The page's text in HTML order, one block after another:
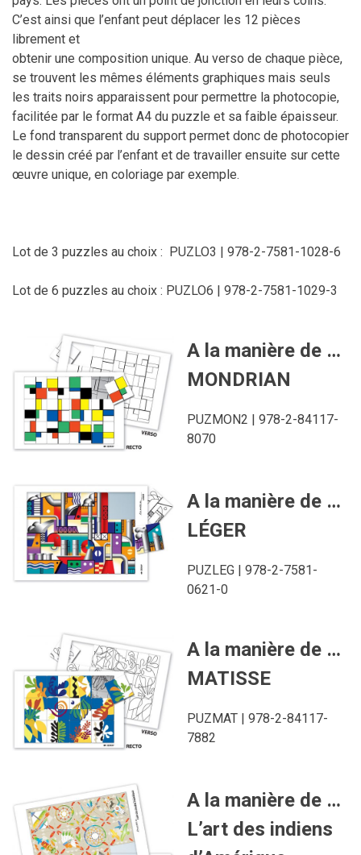
C’est ainsi que l’enfant peut déplacer les 12 pièces
librement et
obtenir une composition unique. Au verso de chaque pièce,
se trouvent les mêmes éléments graphiques mais seuls
les traits noirs apparaissent pour permettre la photocopie,
facilitée par le format A4 du puzzle et sa faible épaisseur.
Le fond transparent du support permet donc de photocopier
le dessin créé par l’enfant et de travailler ensuite sur cette
œuvre unique, en coloriage par exemple.
Lot de 3 puzzles au choix : PUZLO3 | 978-2-7581-1028-6
Lot de 6 puzzles au choix : PUZLO6 | 978-2-7581-1029-3
A la manière de …
MONDRIAN
PUZMON2 | 978-2-84117-
8070
A la manière de …
LÉGER
PUZLEG | 978-2-7581-
0621-0
A la manière de …
MATISSE
PUZMAT | 978-2-84117-
7882
A la manière de …
L’art des indiens